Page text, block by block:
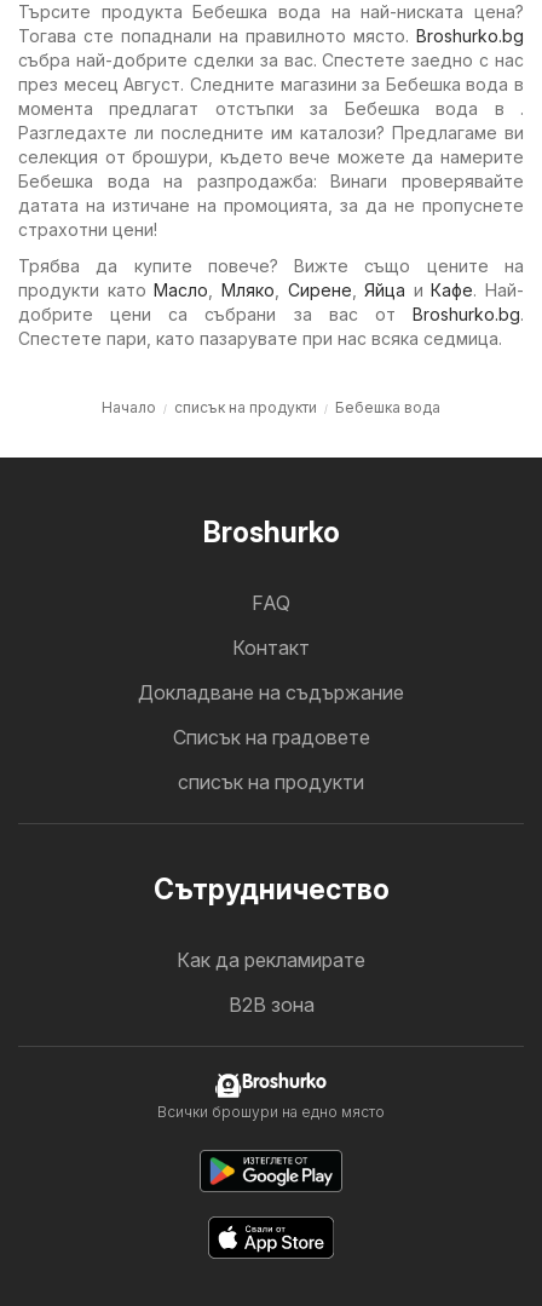
Търсите продукта Бебешка вода на най-ниската цена?
Тогава сте попаднали на правилното място. Broshurko.bg
събра най-добрите сделки за вас. Спестете заедно с нас
през месец Август. Следните магазини за Бебешка вода в
момента предлагат отстъпки за Бебешка вода в .
Разгледахте ли последните им каталози? Предлагаме ви
селекция от брошури, където вече можете да намерите
Бебешка вода на разпродажба: Винаги проверявайте
датата на изтичане на промоцията, за да не пропуснете
страхотни цени!
Трябва да купите повече? Вижте също цените на
продукти катоМасло Мляко Сирене ,Яйца иКафе. Най-
добрите цени са събрани за вас от Broshurko.bg.
Спестете пари, като пазарувате при нас всяка седмица.
Начало списък на продукти Бебешка вода
Broshurko
FAQ
Контакт
Докладване на съдържание
Cписък на градовете
списък на продукти
Cътрудничество
Как да рекламирате
B2B зона
Broshurko
Всички брошури на едно място